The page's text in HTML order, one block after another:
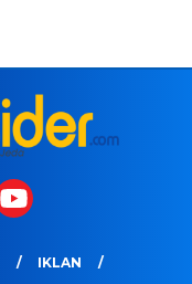
IKLAN